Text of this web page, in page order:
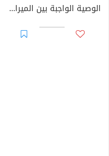
الوصية الواجبة بين الميراث والوصية: دراسة في الطبيعة القانونية والأساس التشريعي وإشكاليات التطبيق